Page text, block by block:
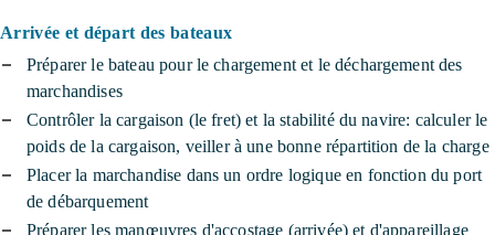
Arrivée et départ des bateaux
Préparer le bateau pour le chargement et le déchargement des
marchandises
Contrôler la cargaison (le fret) et la stabilité du navire: calculer le
poids de la cargaison, veiller à une bonne répartition de la charge
Placer la marchandise dans un ordre logique en fonction du port
de débarquement
Préparer les manœuvres d'accostage (arrivée) et d'appareillage